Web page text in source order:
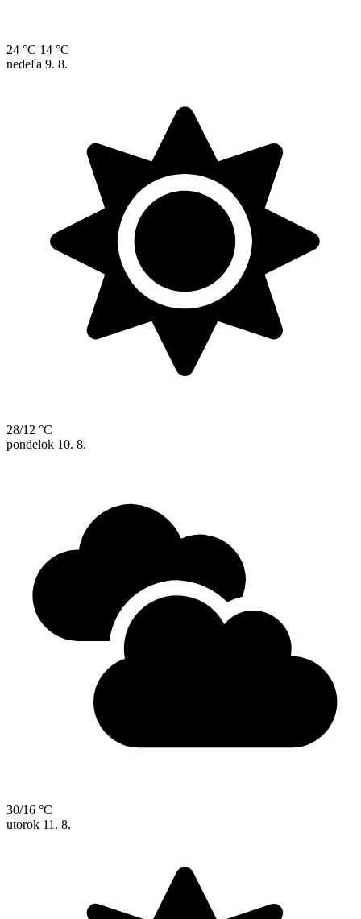
24 °C 14 °C
nedeľa 9. 8.
28/12 °C
pondelok 10. 8.
30/16 °C
utorok 11. 8.